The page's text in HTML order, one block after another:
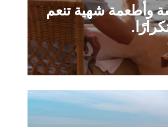
وأطعمة شهية تنعم